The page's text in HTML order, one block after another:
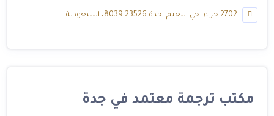
مكتب ترجمة معتمد في جدة